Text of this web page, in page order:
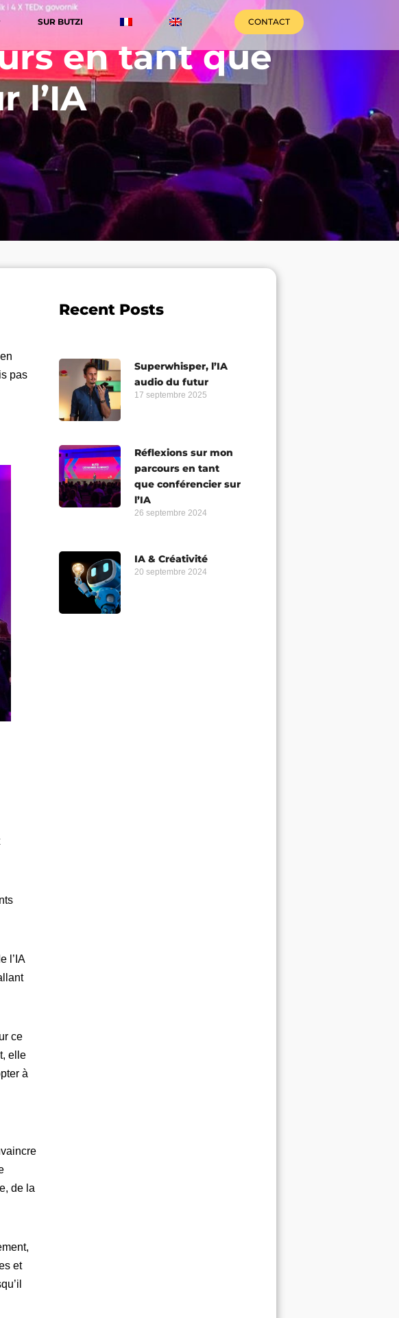
SUR BUTZI CONTACT
en tant que
l’IA
pas
l’IA
ce
elle
à
de la
et
Recent Posts
Superwhisper, l’IA
audio du futur
17 septembre 2025
Réflexions sur mon
parcours en tant
que conférencier sur
l’IA
26 septembre 2024
IA & Créativité
20 septembre 2024